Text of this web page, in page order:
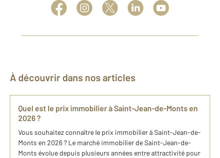
À découvrir dans nos articles
Quel est le prix immobilier à Saint-Jean-de-Monts en
2026 ?
Vous souhaitez connaître le prix immobilier à Saint-Jean-de-
Monts en 2026 ? Le marché immobilier de Saint-Jean-de-
Monts évolue depuis plusieurs années entre attractivité pour